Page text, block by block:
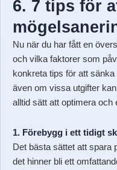
6. 7 tips för
Nu när du har fått en
och vilka faktorer som
konkreta tips för att sänka
även om vissa utgifter
alltid sätt att optimera
1. Förebygg i ett tidigt
Det bästa sättet att spara
det hinner bli ett